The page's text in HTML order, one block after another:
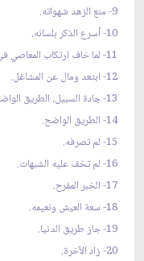
9- منع الزهد شهواته.
10- أسرع الذكر بلسانه.
11- لما خاف ارتكاب المعاصي في الدنيا، نال الأمان في الآخرة.
12- ابتعد ومال عن المشاغل.
13- جادة السبيل، الطريق الواضح.
14- الطريق الواضح.
15- لم تصرفه.
16- لم تخف عليه الشبهات.
17- الخبر المفرح.
18- سعة العيش ونعيمه.
19- جاز طريق الدنيا.
20- زاد الآخرة.